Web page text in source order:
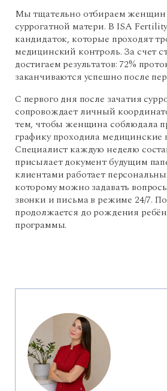
Мы тщательно отбираем женщин
суррогатной матери. В ISA
кандидаток, которые проходят
медицинский контроль. За счет
достигаем результатов: 72%
заканчиваются успешно после
С первого дня после зачатия
сопровождает личный
тем, чтобы женщина соблюдала
графику проходила медицинские
Специалист каждую неделю
присылает документ будущим
клиентами работает
которому можно задавать
звонки и письма в режиме 24/7.
продолжается до рождения
программы.